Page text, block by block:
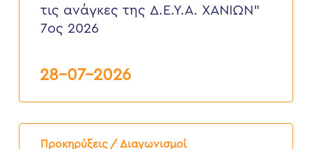
ανάγκες
2026
τις ανάγκες της Δ.Ε.Υ.Α. ΧΑΝΙΩΝ”
7ος 2026
28-07-2026
Προκηρύξεις / Διαγωνισμοί
ΠΡΟΚΗΡΥΞΗ
ΠΛΕΙΟΔΟΤΙΚΟΥ